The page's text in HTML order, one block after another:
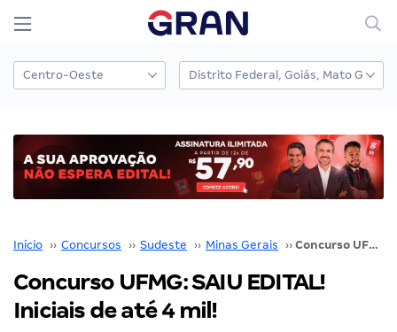
Início ›› Concursos ›› Sudeste ›› Minas Gerais ›› Concurso UFMG: SAIU EDITAL! Iniciais de até 4 mil!
Concurso UFMG: SAIU EDITAL!
Iniciais de até 4 mil!